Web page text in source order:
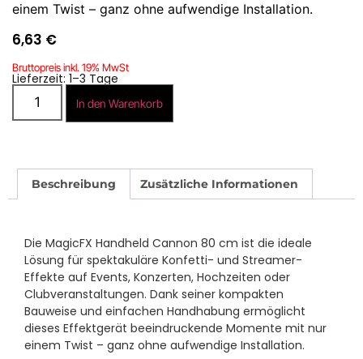
einem Twist – ganz ohne aufwendige Installation.
6,63 €
Bruttopreis inkl. 19% MwSt
Lieferzeit: 1–3 Tage
In den Warenkorb
Beschreibung Zusätzliche Informationen
Die MagicFX Handheld Cannon 80 cm ist die ideale
Lösung für spektakuläre Konfetti- und Streamer-
Effekte auf Events, Konzerten, Hochzeiten oder
Clubveranstaltungen. Dank seiner kompakten
Bauweise und einfachen Handhabung ermöglicht
dieses Effektgerät beeindruckende Momente mit nur
einem Twist – ganz ohne aufwendige Installation.